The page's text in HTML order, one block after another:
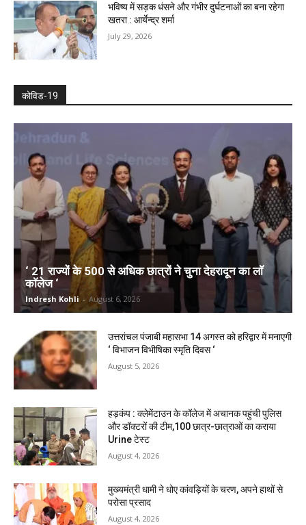
भविष्य में सड़क धंसने और गंभीर दुर्घटनाओं का बना रहेगा
खतरा : आर्येन्द्र शर्मा
July 29, 2026
कोविड-19
‘ 21 राज्यों के 500 से अधिक छात्रों ने चुना देहरादून का लाॅ
काॅलेज ‘
Indresh Kohli - August 6, 2026
उत्तरांचल पंजाबी महासभा 14 अगस्त को हरिद्वार में मनाएगी
‘ विभाजन विभीषिका स्मृति दिवस ‘
August 5, 2026
हड़कंप : क्लेमेंटाउन के कॉलेज में अचानक पहुंची पुलिस
और डॉक्टरों की टीम,100 छात्र-छात्राओं का कराया
Urine टेस्ट
August 4, 2026
मुख्यमंत्री धामी ने धोए कांवड़ियों के चरण, अपने हाथों से
परोसा प्रसाद
August 4, 2026